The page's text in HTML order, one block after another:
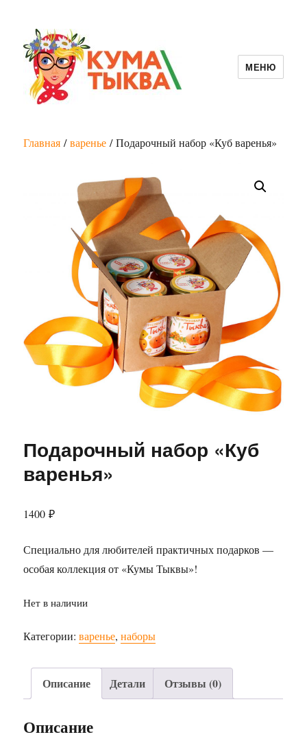
МЕНЮ
Главная /варенье / Подарочный набор «Куб варенья»
Подарочный набор «Куб
варенья»
1400₽
Специально для любителей практичных подарков —
особая коллекция от «Кумы Тыквы»!
Нет в наличии
Категории:варенье,наборы
Описание Детали Отзывы (0)
Описание